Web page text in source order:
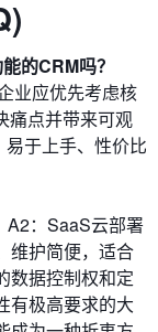
的CRM吗？
业应优先考虑核
痛点并带来可观
于上手、性价比
A2：SaaS云部署
维护简便，适合
数据控制权和定
有极高要求的大